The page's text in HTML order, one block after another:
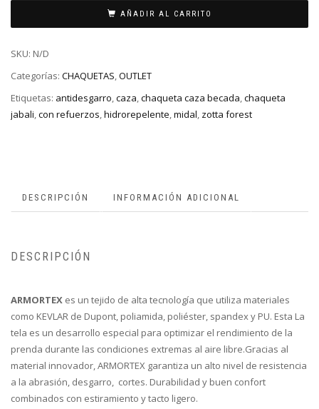
AÑADIR AL CARRITO
SKU: N/D
Categorías: CHAQUETAS,OUTLET
Etiquetas: antidesgarro,caza,chaqueta caza becada,chaqueta
jabali,con refuerzos,hidrorepelente,midal, zotta forest
DESCRIPCIÓN INFORMACIÓN ADICIONAL
DESCRIPCIÓN
ARMORTEX es un tejido de alta tecnología que utiliza materiales
como KEVLAR de Dupont, poliamida, poliéster, spandex y PU. Esta La
tela es un desarrollo especial para optimizar el rendimiento de la
prenda durante las condiciones extremas al aire libre.Gracias al
material innovador, ARMORTEX garantiza un alto nivel de resistencia
a la abrasión, desgarro, cortes. Durabilidad y buen confort
combinados con estiramiento y tacto ligero.